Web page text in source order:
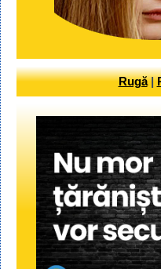
Rugă|